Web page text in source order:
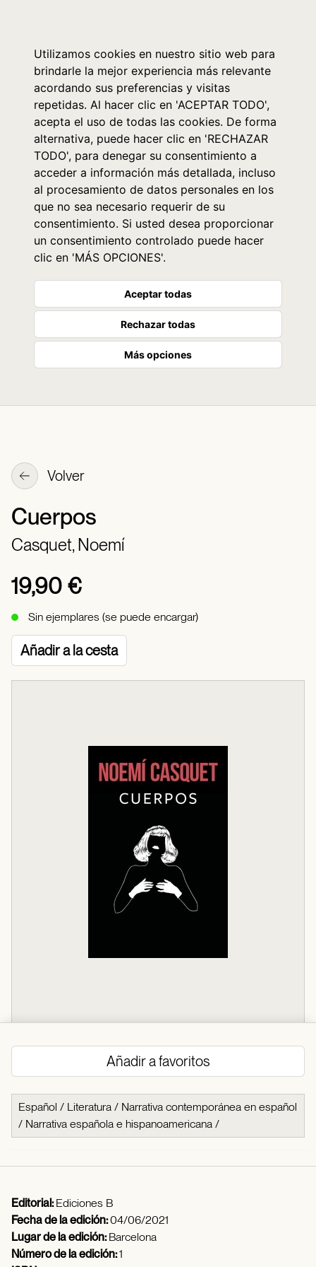
Utilizamos cookies en nuestro sitio web para
brindarle la mejor experiencia más relevante
acordando sus preferencias y visitas
repetidas. Al hacer clic en 'ACEPTAR TODO',
acepta el uso de todas las cookies. De forma
alternativa, puede hacer clic en 'RECHAZAR
TODO', para denegar su consentimiento a
acceder a información más detallada, incluso
al procesamiento de datos personales en los
que no sea necesario requerir de su
consentimiento. Si usted desea proporcionar
un consentimiento controlado puede hacer
clic en 'MÁS OPCIONES'.
Aceptar todas
Rechazar todas
Más opciones
Volver
Cuerpos
Casquet, Noemí
19,90 €
Sin ejemplares (se puede encargar)
Añadir a la cesta
Añadir a favoritos
Español / Literatura / Narrativa contemporánea en español
/ Narrativa española e hispanoamericana /
Editorial:Ediciones B
Fecha de la edición:04/06/2021
Lugar de la edición:Barcelona
Número de la edición:1